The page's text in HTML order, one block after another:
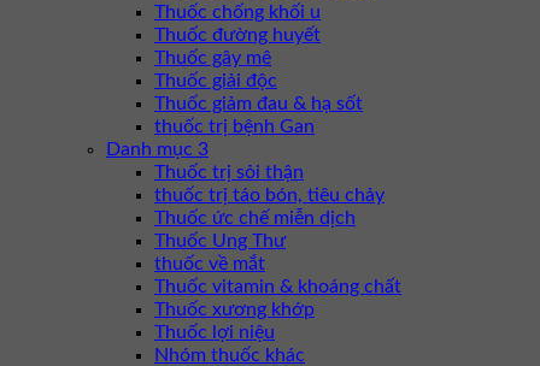
Thuốc chống khối u
Thuốc đường huyết
Thuốc gây mê
Thuốc giải độc
Thuốc giảm đau & hạ sốt
thuốc trị bệnh Gan
Danh mục 3
Thuốc trị sỏi thận
thuốc trị táo bón, tiêu chảy
Thuốc ức chế miễn dịch
Thuốc Ung Thư
thuốc về mắt
Thuốc vitamin & khoáng chất
Thuốc xương khớp
Thuốc lợi niệu
Nhóm thuốc khác